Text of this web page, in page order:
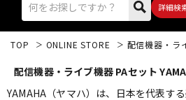
詳細検
TOP ONLINE STORE 配信機器・ラ
配信機器・ライブ機器 PAセット
YAMAHA（ヤマハ）は、日本を代表す